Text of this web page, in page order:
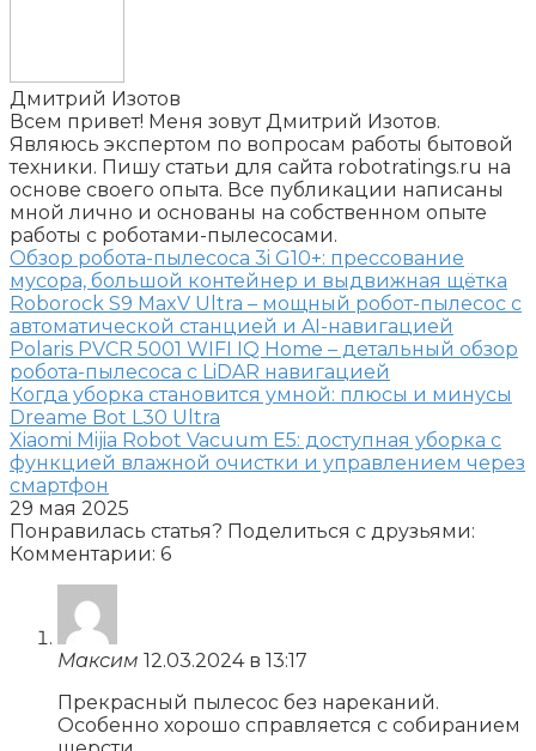
Дмитрий Изотов
Всем привет! Меня зовут Дмитрий Изотов.
Являюсь экспертом по вопросам работы бытовой
техники. Пишу статьи для сайта robotratings.ru на
основе своего опыта. Все публикации написаны
мной лично и основаны на собственном опыте
работы с роботами-пылесосами.
Обзор робота-пылесоса 3i G10+: прессование
мусора, большой контейнер и выдвижная щётка
Roborock S9 MaxV Ultra – мощный робот-пылесос с
автоматической станцией и AI-навигацией
Polaris PVCR 5001 WIFI IQ Home – детальный обзор
робота-пылесоса с LiDAR навигацией
Когда уборка становится умной: плюсы и минусы
Dreame Bot L30 Ultra
Xiaomi Mijia Robot Vacuum E5: доступная уборка с
функцией влажной очистки и управлением через
смартфон
29 мая 2025
Понравилась статья? Поделиться с друзьями:
Комментарии: 6
Максим 12.03.2024 в 13:17
Прекрасный пылесос без нареканий.
Особенно хорошо справляется с собиранием